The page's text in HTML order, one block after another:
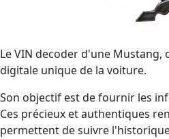
Le VIN decoder d'une
digitale unique de la voiture.
Son objectif est de fournir les
Ces précieux et authentiques
permettent de suivre